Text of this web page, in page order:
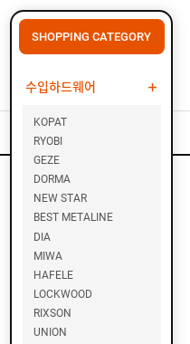
SHOPPING CATEGORY
수입하드웨어
KOPAT
RYOBI
GEZE
DORMA
NEW STAR
BEST METALINE
DIA
MIWA
HAFELE
LOCKWOOD
RIXSON
UNION
수
입
하
드
어
K
P
A
T